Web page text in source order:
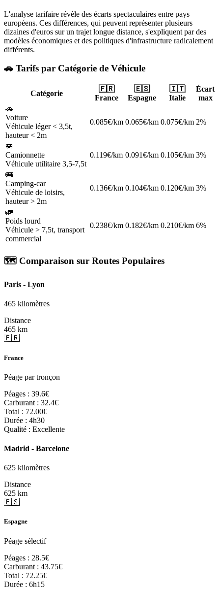
L'analyse tarifaire révèle des écarts spectaculaires entre pays
européens. Ces différences, qui peuvent représenter plusieurs
dizaines d'euros sur un trajet longue distance, s'expliquent par des
modèles économiques et des politiques d'infrastructure radicalement
différents.
🚗 Tarifs par Catégorie de Véhicule
Catégorie
🇫🇷
France
🇪🇸
Espagne
🇮🇹
Italie
Écart
max
🚗
Voiture
Véhicule léger < 3,5t,
hauteur < 2m
0.085€/km 0.065€/km 0.075€/km 2%
🚐
Camionnette
Véhicule utilitaire 3,5-7,5t
0.119€/km 0.091€/km 0.105€/km 3%
🚌
Camping-car
Véhicule de loisirs,
hauteur > 2m
0.136€/km 0.104€/km 0.120€/km 3%
🚛
Poids lourd
Véhicule > 7,5t, transport
commercial
0.238€/km 0.182€/km 0.210€/km 6%
🗺️ Comparaison sur Routes Populaires
Paris - Lyon
465 kilomètres
Distance
465 km
🇫🇷
France
Péage par tronçon
Péages : 39.6€
Carburant : 32.4€
Total : 72.00€
Durée : 4h30
Qualité : Excellente
Madrid - Barcelone
625 kilomètres
Distance
625 km
🇪🇸
Espagne
Péage sélectif
Péages : 28.5€
Carburant : 43.75€
Total : 72.25€
Durée : 6h15